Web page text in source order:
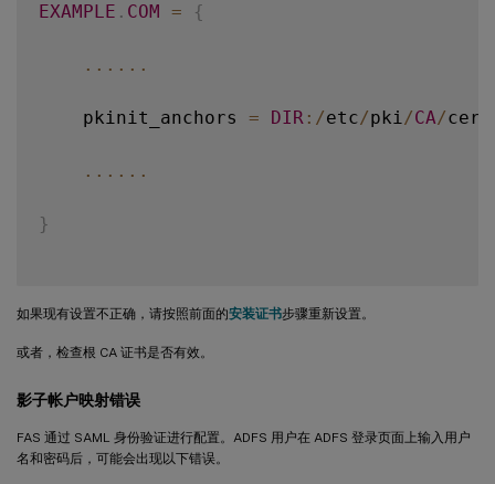
EXAMPLE . COM = {
... ...
    pkinit_anchors
= DIR : /etc/pki /CA/
... ...
}
如果现有设置不正确，请按照前面的安装证书步骤重新设置。
或者，检查根 CA 证书是否有效。
影子帐户映射错误
FAS 通过 SAML 身份验证进行配置。ADFS 用户在 ADFS 登录页面上输入用户
名和密码后，可能会出现以下错误。